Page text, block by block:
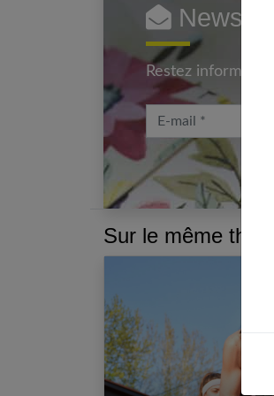
Restez informé
E-mail
Sur le même